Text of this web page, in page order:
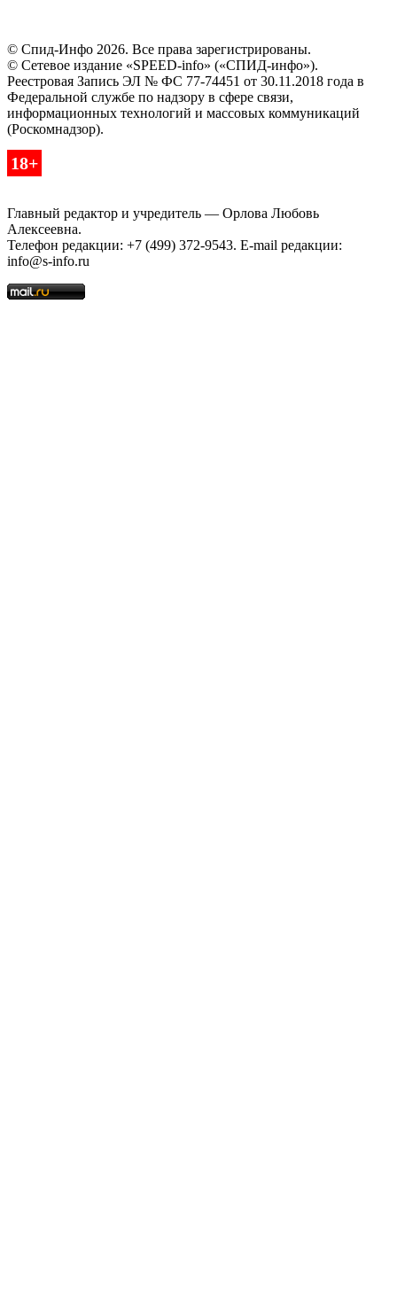
© Спид-Инфо 2026. Все права зарегистрированы.
© Сетевое издание «SPEED-info» («СПИД-инфо»).
Реестровая Запись ЭЛ № ФС 77-74451 от 30.11.2018 года в
Федеральной службе по надзору в сфере связи,
информационных технологий и массовых коммуникаций
(Роскомнадзор).
18+
Главный редактор и учредитель — Орлова Любовь
Алексеевна.
Телефон редакции: +7 (499) 372-9543. E-mail редакции:
info@s-info.ru